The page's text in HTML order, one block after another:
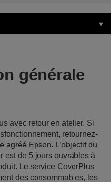
générale
avec retour en atelier. Si
retournez-
agréé Epson. L’objectif du
est de 5 jours ouvrables à
Le service CoverPlus
des consommables, les